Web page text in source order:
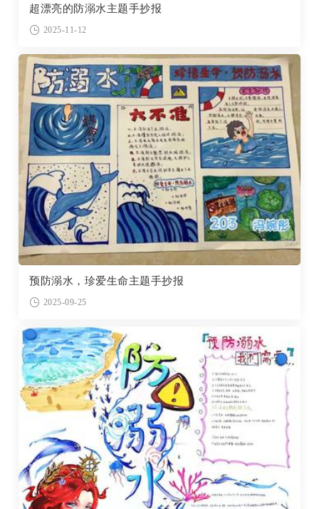
超漂亮的防溺水主题手抄报
2025-11-12
预防溺水，珍爱生命主题手抄报
2025-09-25